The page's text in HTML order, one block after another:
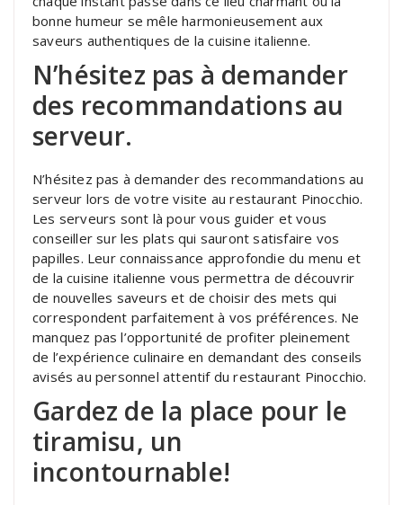
bonne humeur se mêle harmonieusement aux
saveurs authentiques de la cuisine italienne.
N’hésitez pas à demander
des recommandations au
serveur.
N’hésitez pas à demander des recommandations au
serveur lors de votre visite au restaurant Pinocchio.
Les serveurs sont là pour vous guider et vous
conseiller sur les plats qui sauront satisfaire vos
papilles. Leur connaissance approfondie du menu et
de la cuisine italienne vous permettra de découvrir
de nouvelles saveurs et de choisir des mets qui
correspondent parfaitement à vos préférences. Ne
manquez pas l’opportunité de profiter pleinement
de l’expérience culinaire en demandant des conseils
avisés au personnel attentif du restaurant Pinocchio.
Gardez de la place pour le
tiramisu, un
incontournable!